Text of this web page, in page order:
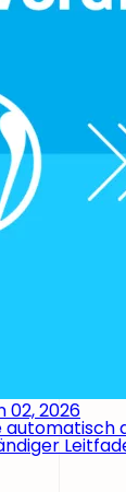
02, 2026
automatisch